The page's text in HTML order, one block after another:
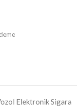
Elektronik Sigara